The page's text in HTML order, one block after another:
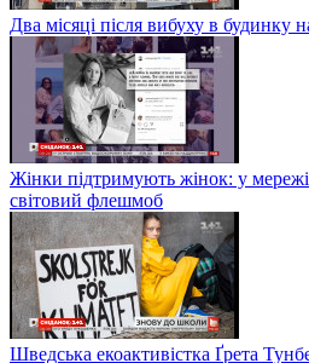
Два місяці після вибуху в будинку
Жінки підтримують жінок: у
світовий флешмоб
Шведська екоактивістка Ґрета